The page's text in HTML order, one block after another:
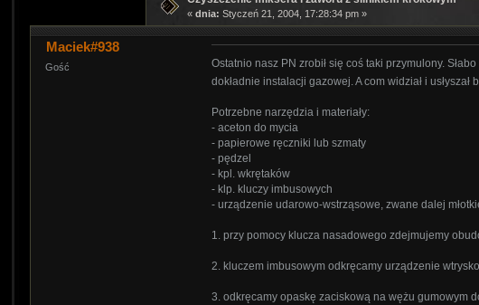
« dnia: Styczeń 21, 2004, 17:28:34 pm »
Maciek#938
Gość
Ostatnio nasz PN zrobił się coś taki przymulony.
dokładnie instalacji gazowej. A com widział i usłyszał
Potrzebne narzędzia i materiały:
- aceton do mycia
- papierowe ręczniki lub szmaty
- pędzel
- kpl. wkrętaków
- klp. kluczy imbusowych
- urządzenie udarowo-wstrząsowe, zwane dalej
1. przy pomocy klucza nasadowego zdejmujemy
2. kluczem imbusowym odkręcamy urządzenie
3. odkręcamy opaskę zaciskową na wężu gumowym